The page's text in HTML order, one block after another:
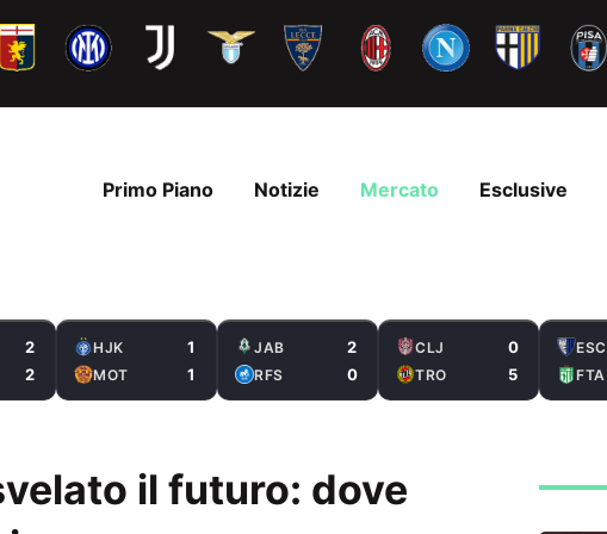
Primo Piano Notizie Mercato Esclusive
2
2
HJK 1
MOT 1
JAB 2
RFS 0
CLJ 0
TRO 5
ESC
FTA
il futuro: dove